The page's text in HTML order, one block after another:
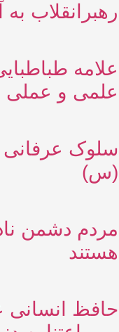
رهبرانقلاب
علامه
علمی و عملی
سلوک عرفانی
(س)
مردم دشمن
هستند
حافظ انسانی